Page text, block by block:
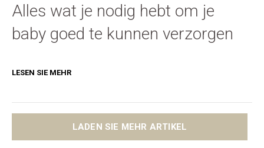
Alles wat je nodig hebt om je
baby goed te kunnen verzorgen
LESEN SIE MEHR
LADEN SIE MEHR ARTIKEL